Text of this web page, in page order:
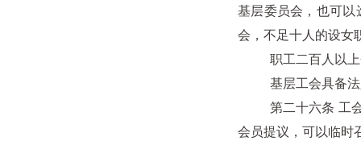
基层委员会，也可以
会，不足十人的设女
职工二百人以上企
基层工会具备法人
第二十六条 工会基
会员提议，可以临时